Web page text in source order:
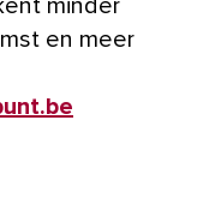
minder
en meer